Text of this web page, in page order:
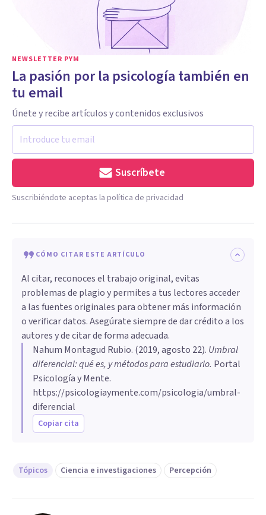
NEWSLETTER PYM
La pasión por la psicología también en
tu email
Únete y recibe artículos y contenidos exclusivos
Suscríbete
Suscribiéndote aceptas la política de privacidad
CÓMO CITAR ESTE ARTÍCULO
Al citar, reconoces el trabajo original, evitas
problemas de plagio y permites a tus lectores acceder
a las fuentes originales para obtener más información
o verificar datos. Asegúrate siempre de dar crédito a los
autores y de citar de forma adecuada.
Nahum Montagud Rubio. (2019, agosto 22). Umbral
diferencial: qué es, y métodos para estudiarlo. Portal
Psicología y Mente.
https://psicologiaymente.com/psicologia/umbral-
diferencial
Copiar cita
Tópicos Ciencia e investigaciones Percepción